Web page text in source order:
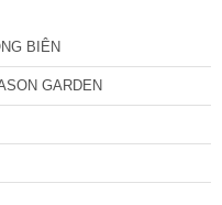
BIÊN
GARDEN